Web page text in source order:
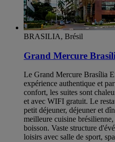
BRASILIA, Brésil
Grand Mercure
Le Grand Mercure Brasília
expérience authentique et
confort, les suites sont
et avec WIFI gratuit. Le
petit déjeuner, déjeuner et
meilleure cuisine
boisson. Vaste structure
loisirs avec salle de sport,